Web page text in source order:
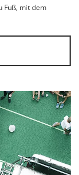
Fuß, mit dem